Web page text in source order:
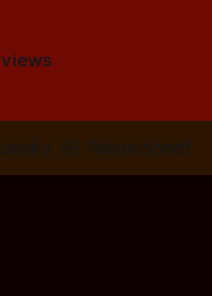
✉️ Nieuwsbrief